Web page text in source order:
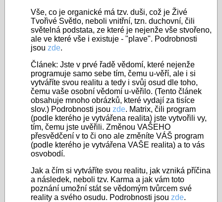
Vše, co je organické má tzv. duši, což je Živé
Tvořivé Světlo, neboli vnitřní, tzn. duchovní, čili
světelná podstata, ze které je nejenže vše stvořeno,
ale ve které vše i existuje - "plave". Podrobnosti
jsou zde.
Článek: Jste v prvé řadě vědomí, které nejenže
programuje samo sebe tím, čemu u-věří, ale i si
vytváříte svou realitu a tedy i svůj osud dle toho,
čemu vaše osobní vědomí u-věřilo. (Tento článek
obsahuje mnoho obrázků, které vydají za tisíce
slov.) Podrobnosti jsou zde. Matrix, čili program
(podle kterého je vytvářena realita) jste vytvořili vy,
tím, čemu jste uvěřili. Změnou VAŠEHO
přesvědčení v to či ono ale změníte VÁŠ program
(podle kterého je vytvářena VAŠE realita) a to vás
osvobodí.
Jak a čím si vytváříte svou realitu, jak vzniká příčina
a následek, neboli tzv. Karma a jak vám toto
poznání umožní stát se vědomým tvůrcem své
reality a svého osudu. Podrobnosti jsou zde.